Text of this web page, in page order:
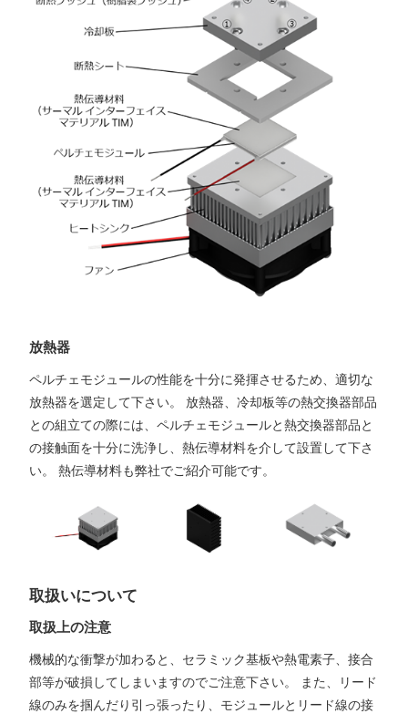
放熱器
ペルチェモジュールの性能を十分に発揮させるため、適切な
放熱器を選定して下さい。 放熱器、冷却板等の熱交換器部品
との組立ての際には、ペルチェモジュールと熱交換器部品と
の接触面を十分に洗浄し、熱伝導材料を介して設置して下さ
い。 熱伝導材料も弊社でご紹介可能です。
取扱いについて
取扱上の注意
機械的な衝撃が加わると、セラミック基板や熱電素子、接合
部等が破損してしまいますのでご注意下さい。 また、リード
線のみを掴んだり引っ張ったり、モジュールとリード線の接